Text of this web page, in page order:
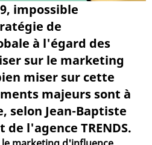
impossible
de
à l'égard des
sur le marketing
miser sur cette
majeurs sont à
selon Jean-Baptiste
l'agence TRENDS.